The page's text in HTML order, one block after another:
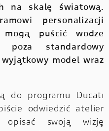
na skalę światową.
personalizacji
puścić wodze
poza standardowy
model wraz
do programu Ducati
odwiedzić atelier
swoją wizję